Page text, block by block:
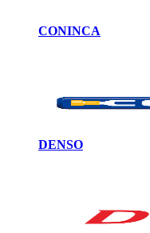
CONINCA
DENSO